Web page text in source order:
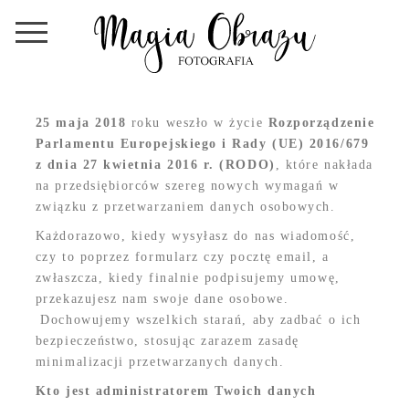
25 maja 2018 roku weszło w życie Rozporządzenie
Parlamentu Europejskiego i Rady (UE) 2016/679
z dnia 27 kwietnia 2016 r. (RODO) , które nakłada
na przedsiębiorców szereg nowych wymagań w
związku z przetwarzaniem danych osobowych.
Każdorazowo, kiedy wysyłasz do nas wiadomość,
czy to poprzez formularz czy pocztę email, a
zwłaszcza, kiedy finalnie podpisujemy umowę,
przekazujesz nam swoje dane osobowe.
Dochowujemy wszelkich starań, aby zadbać o ich
bezpieczeństwo, stosując zarazem zasadę
minimalizacji przetwarzanych danych.
Kto jest administratorem Twoich danych